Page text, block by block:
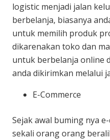
logistic menjadi jalan
berbelanja, biasanya
untuk memilih produk
dikarenakan toko dan
untuk berbelanja online
anda dikirimkan melalui
E-Commerce
Sejak awal buming nya
sekali orang orang